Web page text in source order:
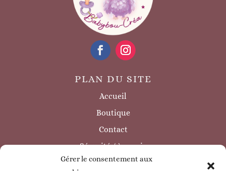
Gérer le consentement aux
PLAN DU SITE
Accueil
Boutique
Contact
Sécurité / à savoir
INFORMATIONS LÉGALES